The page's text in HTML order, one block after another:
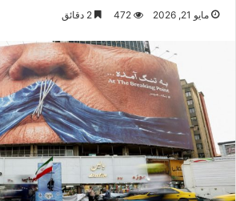
مايو 21, 2026 472